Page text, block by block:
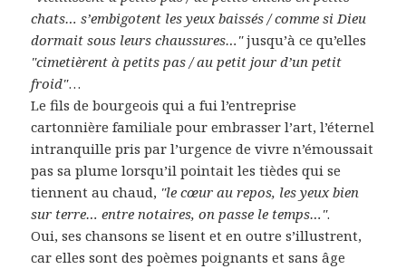
chats… s’embigotent les yeux baissés / comme si Dieu
dormait sous leurs chaussures…"jusqu’à ce qu’elles
"cimetièrent à petits pas / au petit jour d’un petit
froid"…
Le fils de bourgeois qui a fui l’entreprise
cartonnière familiale pour embrasser l’art, l’éternel
intranquille pris par l’urgence de vivre n’émoussait
pas sa plume lorsqu’il pointait les tièdes qui se
tiennent au chaud, "le cœur au repos, les yeux bien
sur terre… entre notaires, on passe le temps…".
Oui, ses chansons se lisent et en outre s’illustrent,
car elles sont des poèmes poignants et sans âge